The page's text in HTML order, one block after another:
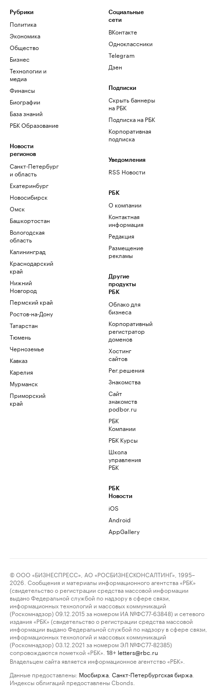
Рубрики
Политика
Экономика
Общество
Бизнес
Технологии и
медиа
Финансы
Биографии
База знаний
РБК Образование
Новости
регионов
Санкт-Петербург
и область
Екатеринбург
Новосибирск
Омск
Башкортостан
Вологодская
область
Калининград
Краснодарский
край
Нижний
Новгород
Пермский край
Ростов-на-Дону
Татарстан
Тюмень
Черноземье
Кавказ
Карелия
Мурманск
Приморский
край
Социальные
сети
ВКонтакте
Одноклассники
Telegram
Дзен
Подписки
Скрыть баннеры
на РБК
Подписка на РБК
Корпоративная
подписка
Уведомления
RSS Новости
РБК
О компании
Контактная
информация
Редакция
Размещение
рекламы
Другие
продукты
РБК
Облако для
бизнеса
Корпоративный
регистратор
доменов
Хостинг
сайтов
Рег.решения
Знакомства
Сайт
знакомств
podbor.ru
РБК
Компании
РБК Курсы
Школа
управления
РБК
РБК
Новости
iOS
Android
AppGallery
© ООО «БИЗНЕСПРЕСС», АО «РОСБИЗНЕСКОНСАЛТИНГ», 1995–
2026. Сообщения и материалы информационного агентства «РБК»
(свидетельство о регистрации средства массовой информации
выдано Федеральной службой по надзору в сфере связи,
информационных технологий и массовых коммуникаций
(Роскомнадзор) 09.12.2015 за номером ИА №ФС77-63848) и сетевого
издания «РБК» (свидетельство о регистрации средства массовой
информации выдано Федеральной службой по надзору в сфере связи,
информационных технологий и массовых коммуникаций
(Роскомнадзор) 03.12.2021 за номером ЭЛ №ФС77-82385)
сопровождаются пометкой «РБК».
18+ letters@rbc.ru
Владельцем сайта является информационное агентство «РБК».
Данные предоставлены: Мосбиржа Санкт-Петербургская биржа
Индексы облигаций предоставлены Cbonds.